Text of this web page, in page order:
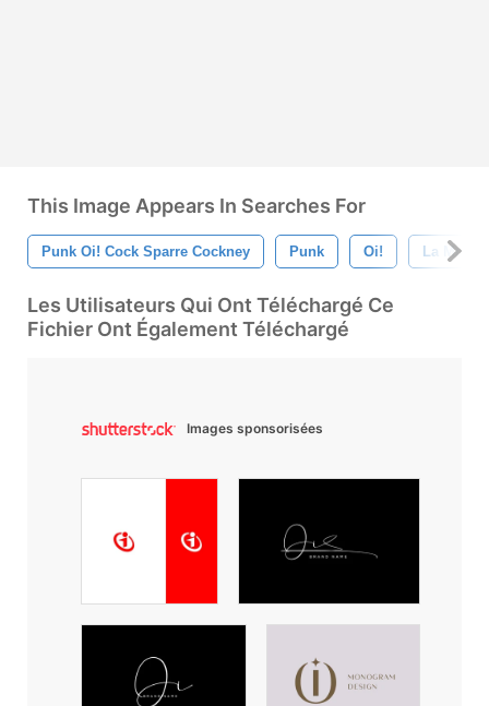
This Image Appears In Searches For
Punk Oi! Cock Sparre Cockney Punk Oi! La
Les Utilisateurs Qui Ont Téléchargé Ce
Fichier Ont Également Téléchargé
Images sponsorisées